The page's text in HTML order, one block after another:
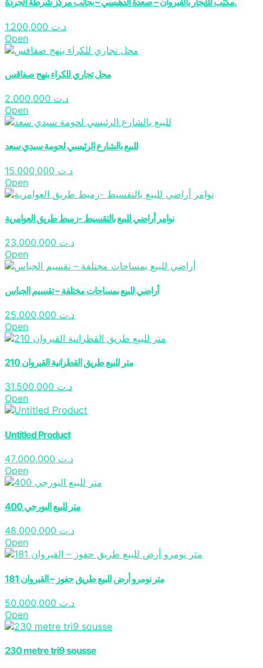
د.ت
Open
محل تجاري للكراء بنهج صفاقس
د.ت
Open
للبيع بالشارع الرئيسي لحومة سيدي سعد
د.ت
Open
نوامر أراضي للبيع بالتقسيط -زميط طريق العوامرية
د.ت
Open
أراضي للبيع بمساحات مختلفة – تقسيم الجباس
د.ت
Open
210 متر للبيع طريق القطرانية القيروان
د.ت
Open
Untitled Product
د.ت
Open
400 متر للبيع البورجي
د.ت
Open
181 متر نومرو أرض للبيع طريق حفوز – القيروان
د.ت
Open
230 metre tri9 sousse